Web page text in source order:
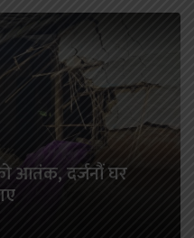
आतंक, दर्जनौं घर